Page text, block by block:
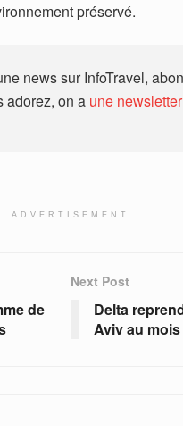
préservé.
news sur InfoTravel,
adorez, on a une
ADVERTISEMENT
de
Next Post
Delta
Aviv au